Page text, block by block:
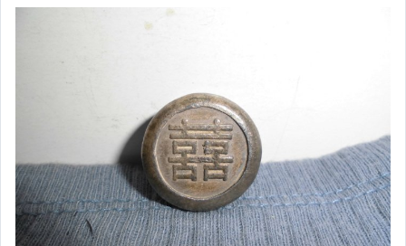
女裝與服飾配件
女包精品與女鞋
家電與影音視聽
美食與地方特產